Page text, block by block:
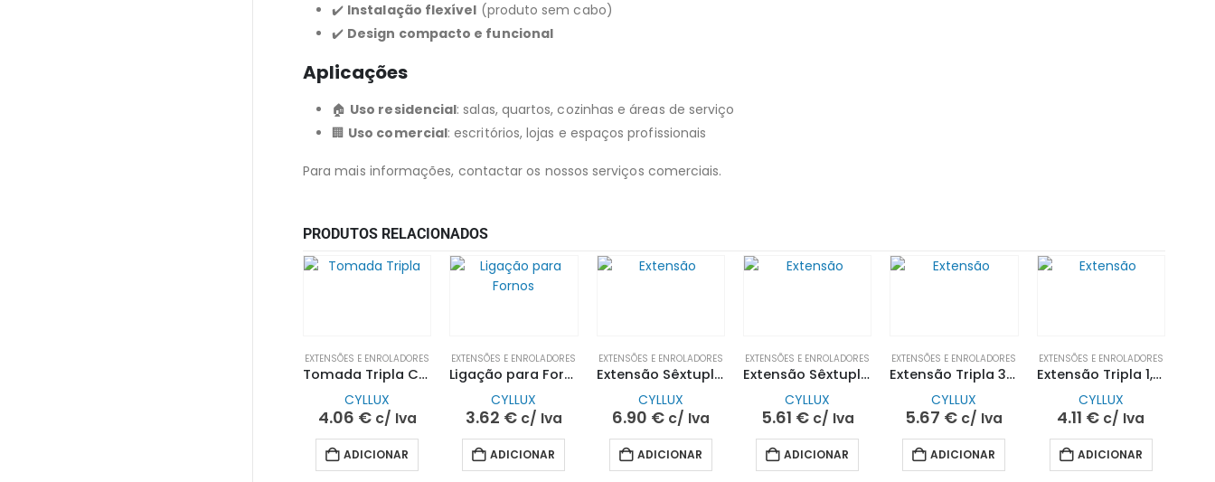
✔️ Instalação flexível (produto sem cabo)
✔️ Design compacto e funcional
Aplicações
🏠 Uso residencial: salas, quartos, cozinhas e áreas de serviço
🏢 Uso comercial: escritórios, lojas e espaços profissionais
Para mais informações, contactar os nossos serviços comerciais.
PRODUTOS RELACIONADOS
EXTENSÕES E ENROLADORES
Tomada Tripla C/Terra e Interruptor 10/16A S/Cabo 250V~ | CYLLUX
CYLLUX
4.06 € c/ Iva
ADICIONAR
EXTENSÕES E ENROLADORES
Ligação para Fornos 10/16A 250V – 1MT | CYLLUX
CYLLUX
3.62 € c/ Iva
ADICIONAR
EXTENSÕES E ENROLADORES
Extensão Sêxtupla 3,00MT S/Interruptor| CYLLUX
CYLLUX
6.90 € c/ Iva
ADICIONAR
EXTENSÕES E ENROLADORES
Extensão Sêxtupla 1,5MT S/Interruptor| CYLLUX
CYLLUX
5.61 € c/ Iva
ADICIONAR
EXTENSÕES E ENROLADORES
Extensão Tripla 3MT S/Interruptor| CYLLUX
CYLLUX
5.67 € c/ Iva
ADICIONAR
EXTENSÕES E ENROLADORES
Extensão Tripla 1,5MT S/Interruptor| CYLLUX
CYLLUX
4.11 € c/ Iva
ADICIONAR